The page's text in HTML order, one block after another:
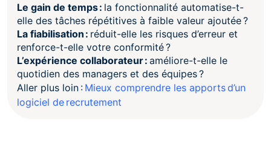
Le gain de temps: la fonctionnalité automatise-t-
elle des tâches répétitives à faible valeur ajoutée ?
La fiabilisation : réduit-elle les risques d’erreur et
renforce-t-elle votre conformité ?
L’expérience collaborateur: améliore-t-elle le
quotidien des managers et des équipes ?
Aller plus loin : Mieux comprendre les apports d’un
logiciel de recrutement